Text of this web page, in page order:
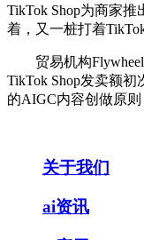
TikTok Shop为商家
着，又一桩打着
贸易机构Flywheel
TikTok Shop发卖额
的AIGC内容创做原
关于我们
ai资讯